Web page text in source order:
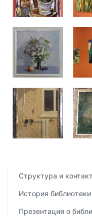
Структура и
История библиотеки
Презентация о